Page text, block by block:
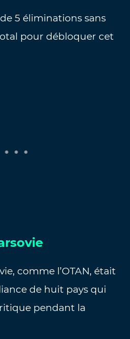
5 éliminations sans
pour débloquer cet
comme l’OTAN, était
de huit pays qui
pendant la